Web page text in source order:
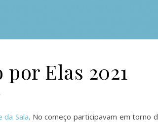
Elas 2021
da Sala. No começo participavam em torno